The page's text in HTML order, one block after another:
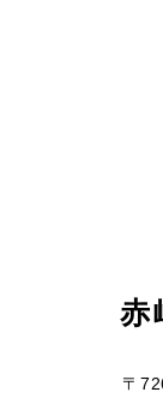
赤
〒